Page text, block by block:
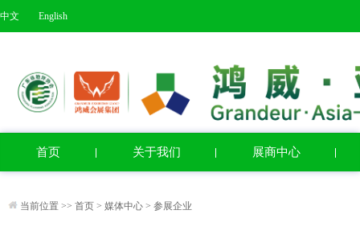
中文 English
首页 关于我们 展商中心
当前位置 >> 首页 > 媒体中心 > 参展企业